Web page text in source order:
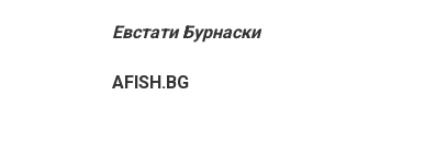
Евстати Бурнаски
AFISH.BG